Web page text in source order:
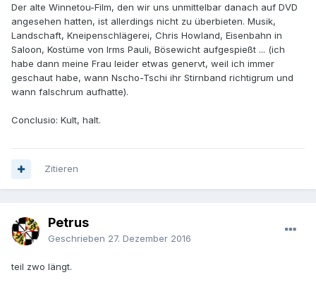
Der alte Winnetou-Film, den wir uns unmittelbar danach auf DVD
angesehen hatten, ist allerdings nicht zu überbieten. Musik,
Landschaft, Kneipenschlägerei, Chris Howland, Eisenbahn in
Saloon, Kostüme von Irms Pauli, Bösewicht aufgespießt ... (ich
habe dann meine Frau leider etwas genervt, weil ich immer
geschaut habe, wann Nscho-Tschi ihr Stirnband richtigrum und
wann falschrum aufhatte).
Conclusio: Kult, halt.
Zitieren
Petrus
Geschrieben 27. Dezember 2016
teil zwo längt.